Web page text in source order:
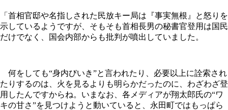
「首相官邸や名指しされた民放キー局は『事実無根』と怒りを
示しているようですが、そもそも首相長男の秘書官登用は国民
だけでなく、国会内部からも批判が噴出していました。
何をしても“身内びいき”と言われたり、必要以上に詮索され
たりするのは、火を見るよりも明らかだったのに、わざわざ登
用したんですからね。いまなお、各メディアが翔太郎氏の“ワ
キの甘さ”を見つけようと動いていると、永田町ではもっぱら